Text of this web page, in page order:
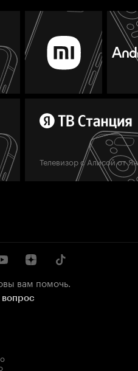
Телевизор с Алисой от
вам помочь.
вопрос